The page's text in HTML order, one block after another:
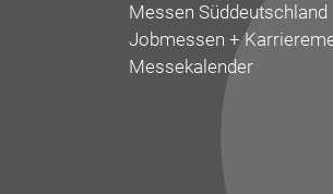
Messen Süddeutschland
Jobmessen +
Messekalender